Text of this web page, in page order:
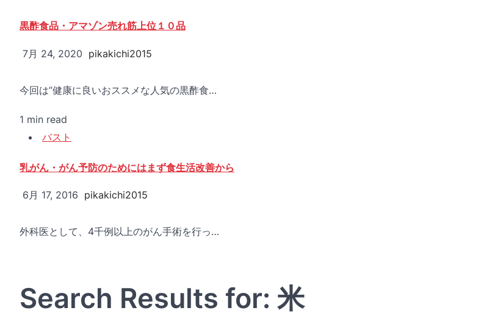
黒酢食品・アマゾン売れ筋上位１０品
7月 24, 2020 pikakichi2015
今回は”健康に良いおススメな人気の黒酢食…
1 min read
バスト
乳がん・がん予防のためにはまず食生活改善から
6月 17, 2016 pikakichi2015
外科医として、4千例以上のがん手術を行っ…
Search Results for: 米